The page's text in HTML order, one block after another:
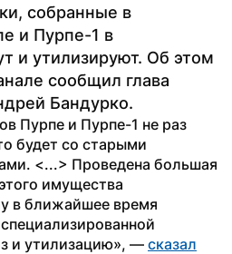
собранные в
и Пурпе-1 в
и утилизируют. Об этом
сообщил глава
Бандурко.
Пурпе и Пурпе-1 не раз
будет со старыми
<...> Проведена большая
имущества
в ближайшее время
и утилизацию», — сказал